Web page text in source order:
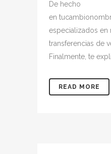
De hecho
en
especializados en
transferencias de
Finalmente, te
READ MORE